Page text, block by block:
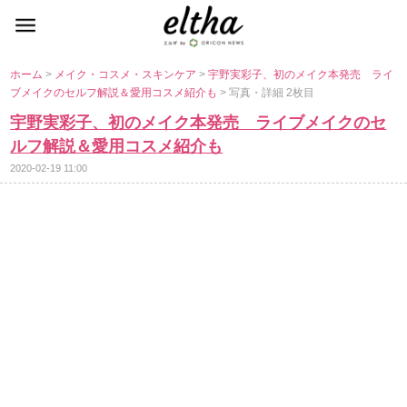
ホーム> メイク・コスメ・スキンケア>宇野実彩子、初のメイク本発売 ライ
ブメイクのセルフ解説＆愛用コスメ紹介も> 写真・詳細 2枚目
宇野実彩子、初のメイク本発売 ライブメイクのセ
ルフ解説＆愛用コスメ紹介も
2020-02-19 11:00